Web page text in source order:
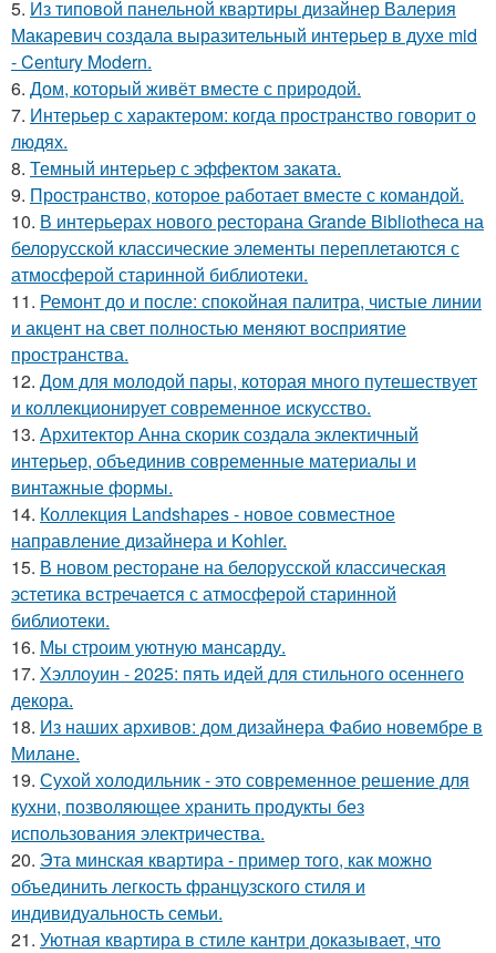
5. Из типовой панельной квартиры дизайнер Валерия
Макаревич создала выразительный интерьер в духе mid
- Century Modern.
6. Дом, который живёт вместе с природой.
7. Интерьер с характером: когда пространство говорит о
людях.
8. Темный интерьер с эффектом заката.
9. Пространство, которое работает вместе с командой.
10. В интерьерах нового ресторана Grande Bibliotheca на
белорусской классические элементы переплетаются с
атмосферой старинной библиотеки.
11. Ремонт до и после: спокойная палитра, чистые линии
и акцент на свет полностью меняют восприятие
пространства.
12. Дом для молодой пары, которая много путешествует
и коллекционирует современное искусство.
13. Архитектор Анна скорик создала эклектичный
интерьер, объединив современные материалы и
винтажные формы.
14. Коллекция Landshapes - новое совместное
направление дизайнера и Kohler.
15. В новом ресторане на белорусской классическая
эстетика встречается с атмосферой старинной
библиотеки.
16. Мы строим уютную мансарду.
17. Хэллоуин - 2025: пять идей для стильного осеннего
декора.
18. Из наших архивов: дом дизайнера Фабио новембре в
Милане.
19. Сухой холодильник - это современное решение для
кухни, позволяющее хранить продукты без
использования электричества.
20. Эта минская квартира - пример того, как можно
объединить легкость французского стиля и
индивидуальность семьи.
21. Уютная квартира в стиле кантри доказывает, что